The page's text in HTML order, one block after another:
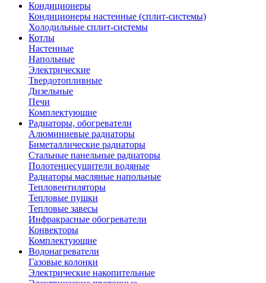
Кондиционеры
Кондиционеры настенные (сплит-системы)
Холодильные сплит-системы
Котлы
Настенные
Напольные
Электрические
Твердотопливные
Дизельные
Печи
Комплектующие
Радиаторы, обогреватели
Алюминиевые радиаторы
Биметаллические радиаторы
Стальные панельные радиаторы
Полотенцесушители водяные
Радиаторы масляные напольные
Тепловентиляторы
Тепловые пушки
Тепловые завесы
Инфракрасные обогреватели
Конвекторы
Комплектующие
Водонагреватели
Газовые колонки
Электрические накопительные